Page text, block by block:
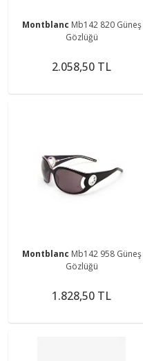
Montblanc Mb142 820 Güneş
Gözlüğü
2.058,50 TL
Montblanc Mb142 958 Güneş
Gözlüğü
1.828,50 TL